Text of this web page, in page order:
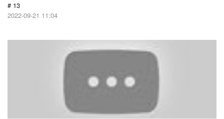
# 13
2022-09-21 11:04